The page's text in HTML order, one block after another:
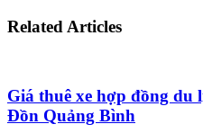
Related Articles
Giá thuê xe hợp đồng du
Đồn Quảng Bình